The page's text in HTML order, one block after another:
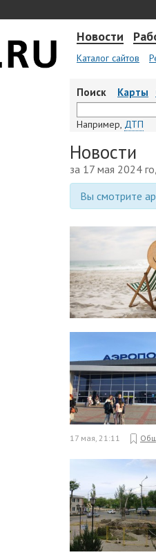
Новости
Каталог сайтов
Поиск Карты
Например, ДТП
Новости
за 17 мая 2024
Вы смотрите
17 мая, 21:11